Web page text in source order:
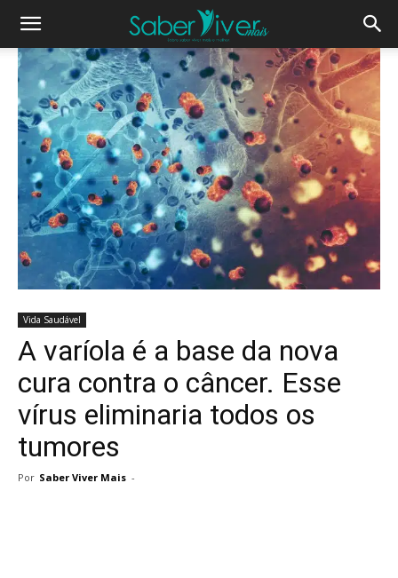
Vida Saudável
A varíola é a base da nova
cura contra o câncer. Esse
vírus eliminaria todos os
tumores
Por Saber Viver Mais -